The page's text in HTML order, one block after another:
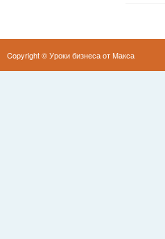
Copyright ©Уроки бизнеса от Макса